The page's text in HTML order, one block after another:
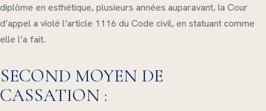
diplôme en esthétique, plusieurs années auparavant, la Cour
d’appel a violé l’article 1116 du Code civil, en statuant comme
elle l’a fait.
SECOND MOYEN DE
CASSATION :